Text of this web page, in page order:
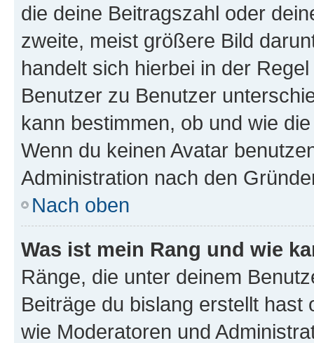
die deine Beitragszahl oder
zweite, meist größere Bild
handelt sich hierbei in der
Benutzer zu Benutzer
kann bestimmen, ob und wie
Wenn du keinen Avatar
Administration nach den
Nach oben
Was ist mein Rang und wie
Ränge, die unter deinem
Beiträge du bislang erstellt
wie Moderatoren und